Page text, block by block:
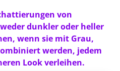
von
dunkler oder heller
wenn sie mit Grau,
werden, jedem
Look verleihen.